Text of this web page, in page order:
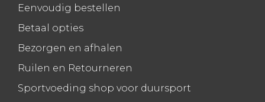
Eenvoudig bestellen
Betaal opties
Bezorgen en afhalen
Ruilen en Retourneren
Sportvoeding shop voor duursport